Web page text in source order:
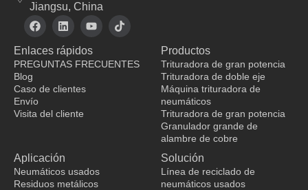
Jiangsu, China
F
a
e
b
o
k
L
i
n
k
e
i
Y
o
t
u
T
i
o
Enlaces rápidos
PREGUNTAS FRECUENTES
Blog
Caso de clientes
Envío
Visita del cliente
Productos
Trituradora de gran potencia
Trituradora de doble eje
Máquina trituradora de
neumáticos
Trituradora de gran potencia
Granulador grande de
alambre de cobre
Aplicación
Neumáticos usados
Residuos metálicos
Solución
Línea de reciclado de
neumáticos usados